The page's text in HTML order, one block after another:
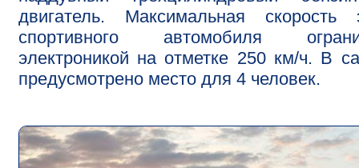
двигатель. Максимальная скорость
спортивного автомобиля
электроникой на отметке 250 км/ч. В
предусмотрено место для 4 человек.